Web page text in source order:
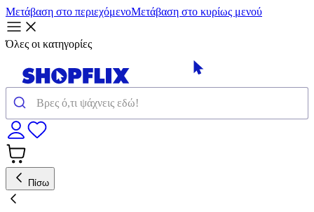
Μετάβαση στο περιεχόμενοΜετάβαση στο κυρίως μενού
Όλες οι κατηγορίες
Πίσω